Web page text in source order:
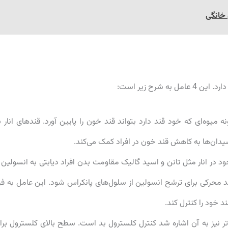
میوه‌ای که خود قند دارد بتواند قند خون را پایین آورد. قندهای انار
به کاهش قند خون در افراد کمک می‌کند.
در انار مثل تانن و اسید گالیک مقاومت بدن افراد دیابتی به انسولین
محرکی برای ترشح انسولین از سلول‌های پانکراس شود. این عامل به
خود را کنترل کند.
نیز به آن اشاره شد کنترل کلسترول بد است. سطح بالای کلسترول